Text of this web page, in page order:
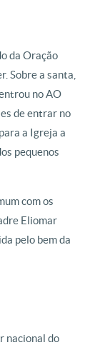
da Oração
Sobre a santa,
no AO
de entrar no
a Igreja a
pequenos
com os
Eliomar
pelo bem da
nacional do